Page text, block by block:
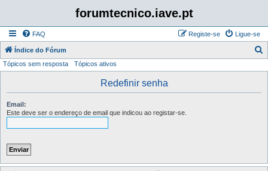
forumtecnico.iave.pt
FAQ Ligue-se
Registe-se
Índice do Fórum
r
Tópicos sem resposta Tópicos ativos
Redefinir senha
Email:
Este deve ser o endereço de email que indicou ao registar-se.